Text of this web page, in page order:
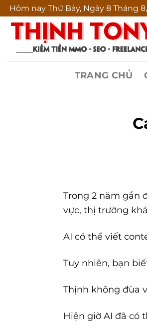
Bỏ
qua
dung
Hôm nay Thứ Bảy, Ngày 8 Tháng
TRANG CHỦ
Trong 2 năm gần
vực, thị trường
AI có thể viết
Tuy nhiên, bạn
Thịnh không đùa
Hiện giờ AI đã có